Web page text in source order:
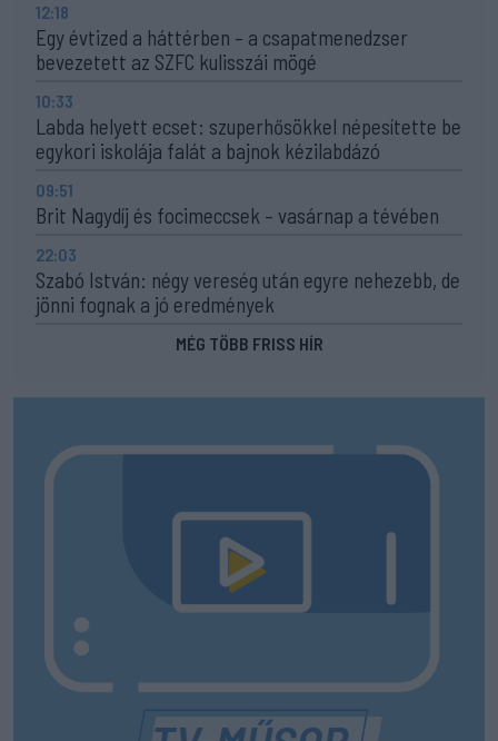
12:18
Egy évtized a háttérben – a csapatmenedzser
bevezetett az SZFC kulisszái mögé
10:33
Labda helyett ecset: szuperhősökkel népesítette be
egykori iskolája falát a bajnok kézilabdázó
09:51
Brit Nagydíj és focimeccsek – vasárnap a tévében
22:03
Szabó István: négy vereség után egyre nehezebb, de
jönni fognak a jó eredmények
MÉG TÖBB FRISS HÍR